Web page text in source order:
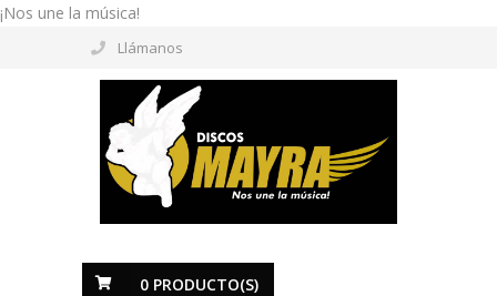
¡Nos une la música!
Llámanos
0 PRODUCTO(S)